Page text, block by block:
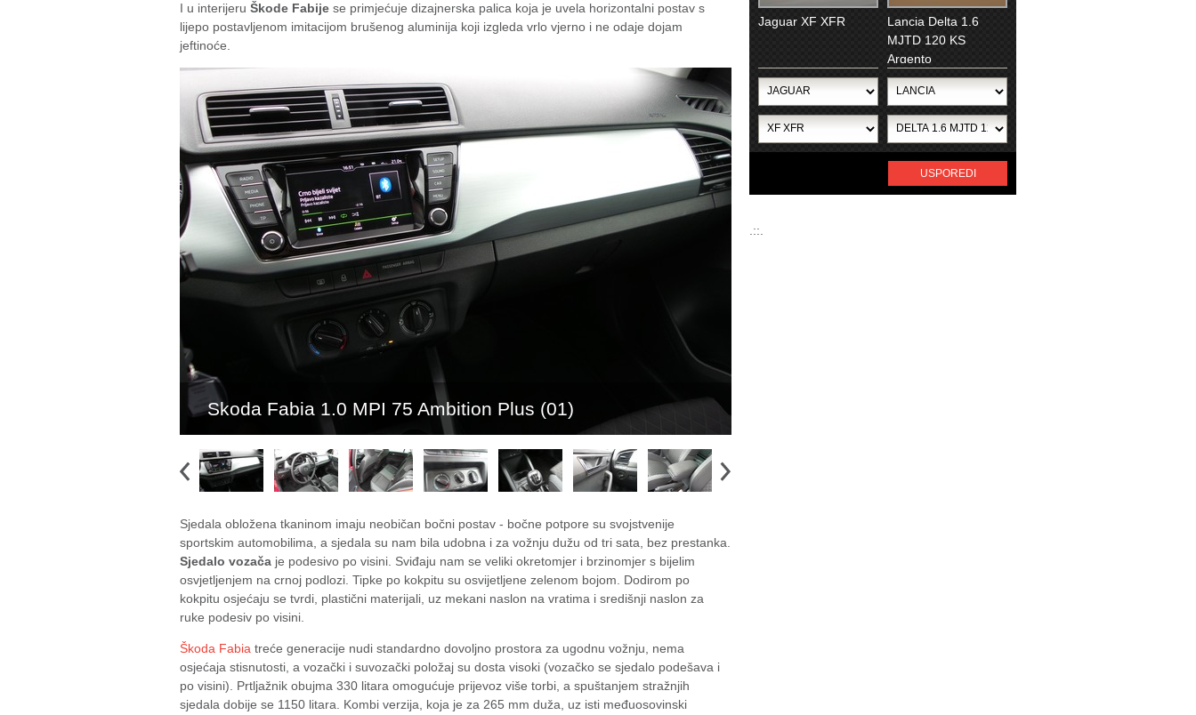
I u interijeru Škode Fabije se primjećuje dizajnerska palica koja je uvela horizontalni postav s
lijepo postavljenom imitacijom brušenog aluminija koji izgleda vrlo vjerno i ne odaje dojam
jeftinoće.
Skoda Fabia 1.0 MPI 75 Ambition Plus (01)
Sjedala obložena tkaninom imaju neobičan bočni postav - bočne potpore su svojstvenije
sportskim automobilima, a sjedala su nam bila udobna i za vožnju dužu od tri sata, bez prestanka.
Sjedalo vozača je podesivo po visini. Sviđaju nam se veliki okretomjer i brzinomjer s bijelim
osvjetljenjem na crnoj podlozi. Tipke po kokpitu su osvijetljene zelenom bojom. Dodirom po
kokpitu osjećaju se tvrdi, plastični materijali, uz mekani naslon na vratima i središnji naslon za
ruke podesiv po visini.
Škoda Fabia treće generacije nudi standardno dovoljno prostora za ugodnu vožnju, nema
osjećaja stisnutosti, a vozački i suvozački položaj su dosta visoki (vozačko se sjedalo podešava i
po visini). Prtljažnik obujma 330 litara omogućuje prijevoz više torbi, a spuštanjem stražnjih
sjedala dobije se 1150 litara. Kombi verzija, koja je za 265 mm duža, uz isti međuosovinski
Jaguar XF XFR
Lancia Delta 1.6
MJTD 120 KS
Argento
USPOREDI
.::.